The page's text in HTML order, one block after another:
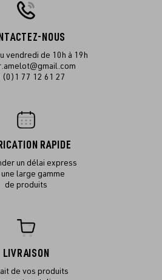
NOUS
vendredi de 10h à 19h
(0)1 77 12 61 27
RAPIDE
un délai express
une large gamme
de produits
LIVRAISON
de vos produits